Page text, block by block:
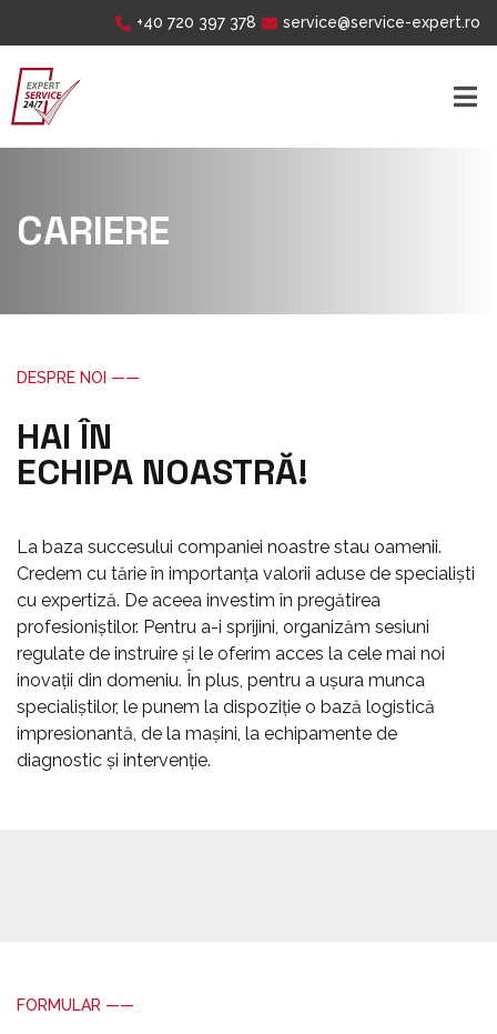
+40 720 397 378 service@service-expert.ro
CARIERE
DESPRE NOI ——
HAI ÎN
ECHIPA NOASTRĂ!
La baza succesului companiei noastre stau oamenii.
Credem cu tărie în importanța valorii aduse de specialiști
cu expertiză. De aceea investim în pregătirea
profesioniștilor. Pentru a-i sprijini, organizăm sesiuni
regulate de instruire și le oferim acces la cele mai noi
inovații din domeniu. În plus, pentru a ușura munca
specialiștilor, le punem la dispoziție o bază logistică
impresionantă, de la mașini, la echipamente de
diagnostic și intervenție.
FORMULAR ——